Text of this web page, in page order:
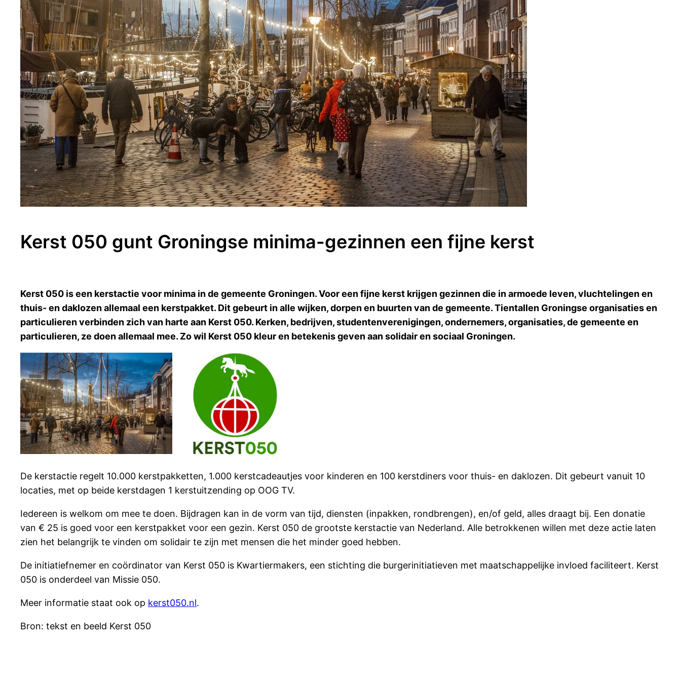
Kerst 050 gunt Groningse minima-gezinnen een fijne kerst
Kerst 050 is een kerstactie voor minima in de gemeente Groningen. Voor een fijne kerst krijgen gezinnen die in armoede leven, vluchtelingen en
thuis- en daklozen allemaal een kerstpakket. Dit gebeurt in alle wijken, dorpen en buurten van de gemeente. Tientallen Groningse organisaties en
particulieren verbinden zich van harte aan Kerst 050. Kerken, bedrijven, studentenverenigingen, ondernemers, organisaties, de gemeente en
particulieren, ze doen allemaal mee. Zo wil Kerst 050 kleur en betekenis geven aan solidair en sociaal Groningen.
De kerstactie regelt 10.000 kerstpakketten, 1.000 kerstcadeautjes voor kinderen en 100 kerstdiners voor thuis- en daklozen. Dit gebeurt vanuit 10
locaties, met op beide kerstdagen 1 kerstuitzending op OOG TV.
Iedereen is welkom om mee te doen. Bijdragen kan in de vorm van tijd, diensten (inpakken, rondbrengen), en/of geld, alles draagt bij. Een donatie
van € 25 is goed voor een kerstpakket voor een gezin. Kerst 050 de grootste kerstactie van Nederland. Alle betrokkenen willen met deze actie laten
zien het belangrijk te vinden om solidair te zijn met mensen die het minder goed hebben.
De initiatiefnemer en coördinator van Kerst 050 is Kwartiermakers, een stichting die burgerinitiatieven met maatschappelijke invloed faciliteert. Kerst
050 is onderdeel van Missie 050.
Meer informatie staat ook op kerst050.nl.
Bron: tekst en beeld Kerst 050